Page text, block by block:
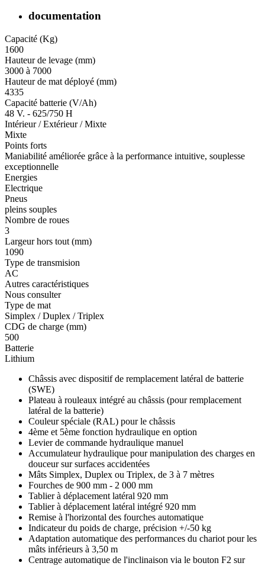
documentation
Capacité (Kg)
1600
Hauteur de levage (mm)
3000 à 7000
Hauteur de mat déployé (mm)
4335
Capacité batterie (V/Ah)
48 V. - 625/750 H
Intérieur / Extérieur / Mixte
Mixte
Points forts
Maniabilité améliorée grâce à la performance intuitive, souplesse
exceptionnelle
Energies
Electrique
Pneus
pleins souples
Nombre de roues
3
Largeur hors tout (mm)
1090
Type de transmision
AC
Autres caractéristiques
Nous consulter
Type de mat
Simplex / Duplex / Triplex
CDG de charge (mm)
500
Batterie
Lithium
Châssis avec dispositif de remplacement latéral de batterie
(SWE)
Plateau à rouleaux intégré au châssis (pour remplacement
latéral de la batterie)
Couleur spéciale (RAL) pour le châssis
4ème et 5ème fonction hydraulique en option
Levier de commande hydraulique manuel
Accumulateur hydraulique pour manipulation des charges en
douceur sur surfaces accidentées
Mâts Simplex, Duplex ou Triplex, de 3 à 7 mètres
Fourches de 900 mm - 2 000 mm
Tablier à déplacement latéral 920 mm
Tablier à déplacement latéral intégré 920 mm
Remise à l'horizontal des fourches automatique
Indicateur du poids de charge, précision +/-50 kg
Adaptation automatique des performances du chariot pour les
mâts inférieurs à 3,50 m
Centrage automatique de l'inclinaison via le bouton F2 sur